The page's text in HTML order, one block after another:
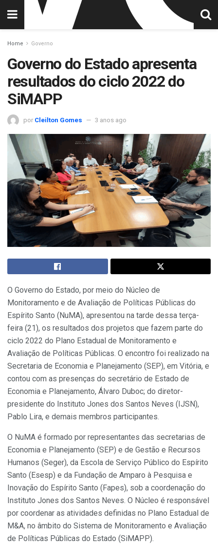
Home Governo
Governo do Estado apresenta
resultados do ciclo 2022 do
SiMAPP
por Cleilton Gomes 3 anos ago
O Governo do Estado, por meio do Núcleo de
Monitoramento e de Avaliação de Políticas Públicas do
Espírito Santo (NuMA), apresentou na tarde dessa terça-
feira (21), os resultados dos projetos que fazem parte do
ciclo 2022 do Plano Estadual de Monitoramento e
Avaliação de Políticas Públicas. O encontro foi realizado na
Secretaria de Economia e Planejamento (SEP), em Vitória, e
contou com as presenças do secretário de Estado de
Economia e Planejamento, Álvaro Duboc; do diretor-
presidente do Instituto Jones dos Santos Neves (IJSN),
Pablo Lira, e demais membros participantes.
O NuMA é formado por representantes das secretarias de
Economia e Planejamento (SEP) e de Gestão e Recursos
Humanos (Seger), da Escola de Serviço Público do Espírito
Santo (Esesp) e da Fundação de Amparo à Pesquisa e
Inovação do Espírito Santo (Fapes), sob a coordenação do
Instituto Jones dos Santos Neves. O Núcleo é responsável
por coordenar as atividades definidas no Plano Estadual de
M&A, no âmbito do Sistema de Monitoramento e Avaliação
de Políticas Públicas do Estado (SiMAPP).